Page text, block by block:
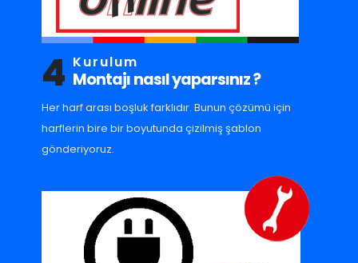
4 Kurulum
Montajı nasıl yaparsınız ?
Her harf arası boşluk farklıdır. Bunun çözümü için
harflerin bire bir boyutunda çizilmiş şablon
gönderiyoruz.